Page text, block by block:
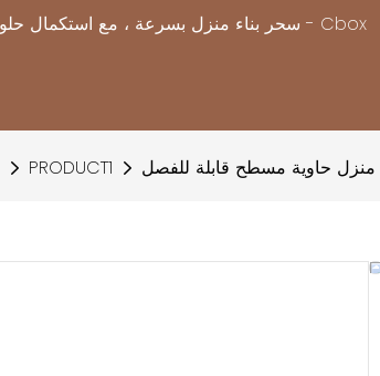
سحر بناء منزل بسرعة ، مع استكمال حلول منزل الحاويات المخصصة - Cbox
PRODUCT1 منزل حاوية مسطح قابلة للفصل